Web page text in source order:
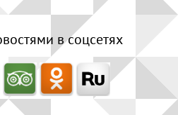
в соцсетях